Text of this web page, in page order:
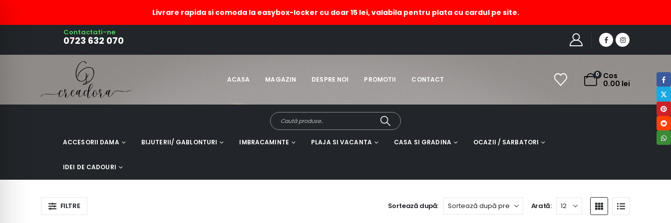
Livrare rapida si comoda la easybox-locker cu doar 15 lei, valabila pentru plata cu cardul pe site.
Contactati-ne
0723 632 070
ACASA MAGAZIN DESPRE NOI PROMOTII CONTACT
0
Cos
0.00 lei
ACCESORII DAMA BIJUTERII/ GABLONTURI IMBRACAMINTE PLAJA SI VACANTA CASA SI GRADINA OCAZII / SARBATORI
IDEI DE CADOURI
decoratiune leduri PRODUCT TAG -DECORATIUNE LEDURI
FILTRE Sortează după: Arată: